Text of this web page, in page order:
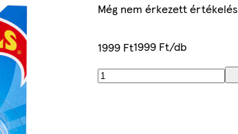
Még nem érkezett értékelés
1999 Ft1999 Ft/db